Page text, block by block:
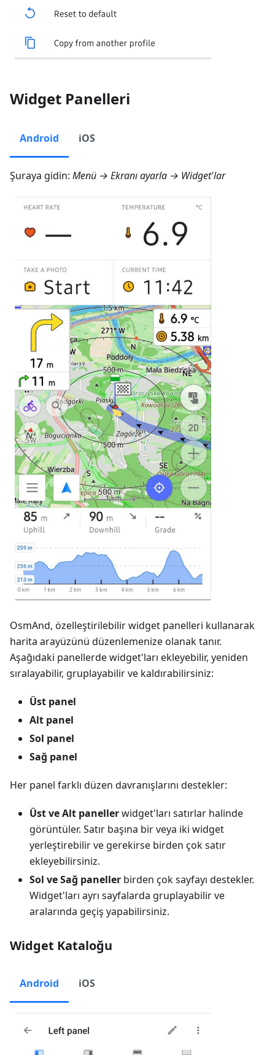
Widget Panelleri
Android iOS
Şuraya gidin: Menü → Ekranı ayarla → Widget'lar
OsmAnd, özelleştirilebilir widget panelleri kullanarak
harita arayüzünü düzenlemenize olanak tanır.
Aşağıdaki panellerde widget'ları ekleyebilir, yeniden
sıralayabilir, gruplayabilir ve kaldırabilirsiniz:
Üst panel
Alt panel
Sol panel
Sağ panel
Her panel farklı düzen davranışlarını destekler:
Üst ve Alt panellerwidget'ları satırlar halinde
görüntüler. Satır başına bir veya iki widget
yerleştirebilir ve gerekirse birden çok satır
ekleyebilirsiniz.
Sol ve Sağ paneller birden çok sayfayı destekler.
Widget'ları ayrı sayfalarda gruplayabilir ve
aralarında geçiş yapabilirsiniz.
Widget Kataloğu
Android iOS